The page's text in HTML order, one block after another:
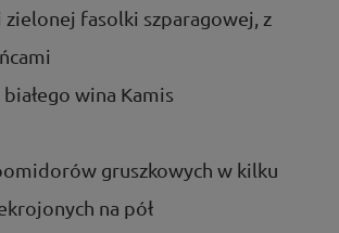
zielonej fasolki szparagowej, z
białego wina Kamis
gruszkowych w kilku
na pół